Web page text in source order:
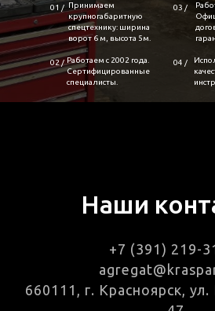
Работаем с 2002 года.
Сертифицированные
специалисты.
02 /
01 / Принимаем
крупногабаритную
спецтехнику: ширина
ворот 6 м, высота 5м.
03 /
04 /
Наши
+7 (391) 219-
660111, г. Красноярск,